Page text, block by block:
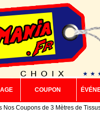
COUPON
Nos Coupons de 3 Mètres de